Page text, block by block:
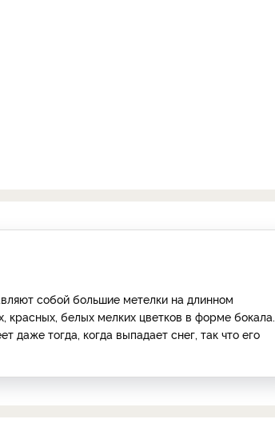
собой большие метелки на длинном
красных, белых мелких цветков в форме бокала.
даже тогда, когда выпадает снег, так что его